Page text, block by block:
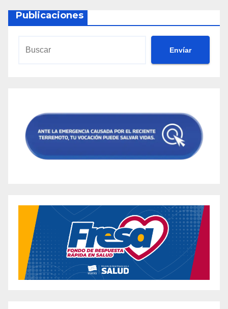
Publicaciones
Envíar